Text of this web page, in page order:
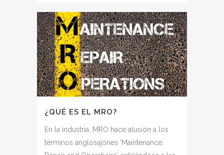
¿QUÉ ES EL MRO?
En la industria, MRO hace alusión a los
términos anglosajones ‘Maintenance,